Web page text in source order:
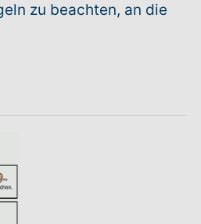
zu beachten, an die